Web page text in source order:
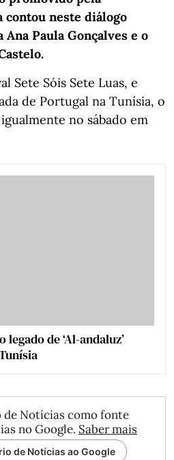
contou neste diálogo
Paula Gonçalves e o
Sete Sóis Sete Luas, e
de Portugal na Tunísia, o
no sábado em
legado de ‘Al-andaluz’
de Notícias como fonte
no Google. Saber mais
de Notícias ao Google